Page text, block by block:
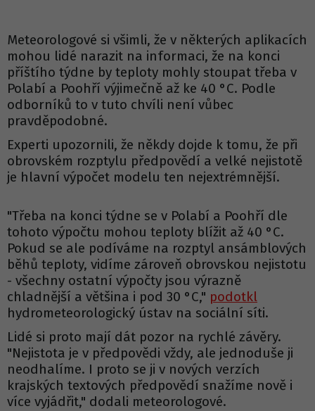
Meteorologové si všimli, že v některých aplikacích
mohou lidé narazit na informaci, že na konci
příštího týdne by teploty mohly stoupat třeba v
Polabí a Poohří výjimečně až ke 40 °C. Podle
odborníků to v tuto chvíli není vůbec
pravděpodobné.
Experti upozornili, že někdy dojde k tomu, že při
obrovském rozptylu předpovědí a velké nejistotě
je hlavní výpočet modelu ten nejextrémnější.
"Třeba na konci týdne se v Polabí a Poohří dle
tohoto výpočtu mohou teploty blížit až 40 °C.
Pokud se ale podíváme na rozptyl ansámblových
běhů teploty, vidíme zároveň obrovskou nejistotu
- všechny ostatní výpočty jsou výrazně
chladnější a většina i pod 30 °C," podotkl
hydrometeorologický ústav na sociální síti.
Lidé si proto mají dát pozor na rychlé závěry.
"Nejistota je v předpovědi vždy, ale jednoduše ji
neodhalíme. I proto se ji v nových verzích
krajských textových předpovědí snažíme nově i
více vyjádřit," dodali meteorologové.